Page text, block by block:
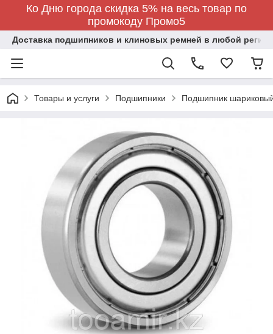
Ко Дню города скидка 5% на весь товар по
промокоду Промо5
Доставка подшипников и клиновых ремней в любой регион
Товары и услуги Подшипники Подшипник